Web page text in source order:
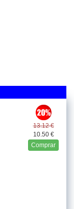
13.12 €
10.50 €
Comprar